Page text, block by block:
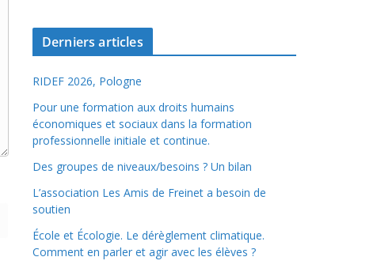
Derniers articles
RIDEF 2026, Pologne
Pour une formation aux droits humains
économiques et sociaux dans la formation
professionnelle initiale et continue.
Des groupes de niveaux/besoins ? Un bilan
L’association Les Amis de Freinet a besoin de
soutien
École et Écologie. Le dérèglement climatique.
Comment en parler et agir avec les élèves ?